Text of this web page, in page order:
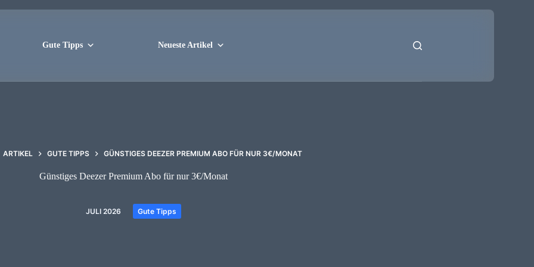
Gute Tipps Neueste Artikel
ARTIKEL GUTE TIPPS GÜNSTIGES DEEZER PREMIUM ABO FÜR NUR 3€/MONAT
Günstiges Deezer Premium Abo für nur 3€/Monat
JULI 2026 Gute Tipps